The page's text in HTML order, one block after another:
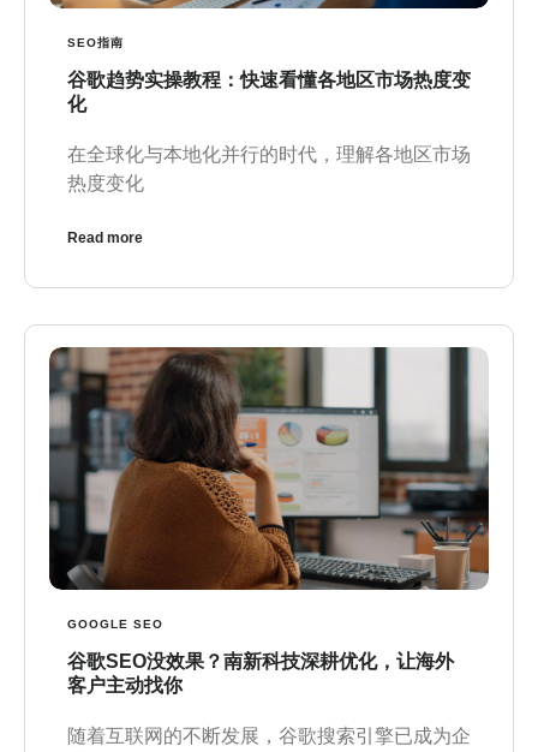
SEO指南
谷歌趋势实操教程：快速看懂各地区市场热度变
化
在全球化与本地化并行的时代，理解各地区市场
热度变化
Read more
GOOGLE SEO
谷歌SEO没效果？南新科技深耕优化，让海外
客户主动找你
随着互联网的不断发展，谷歌搜索引擎已成为企